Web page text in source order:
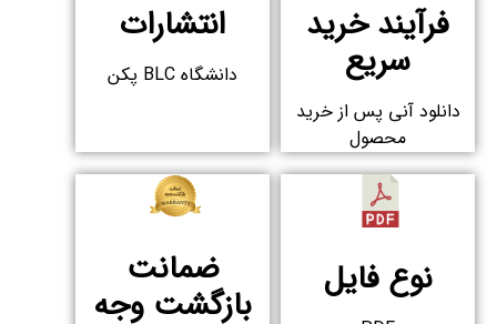
فرآیند خرید
سریع​
دانلود آنی پس از خرید
محصول​
انتشارات
دانشگاه BLC پکن
نوع فایل ضمانت
بازگشت وجه